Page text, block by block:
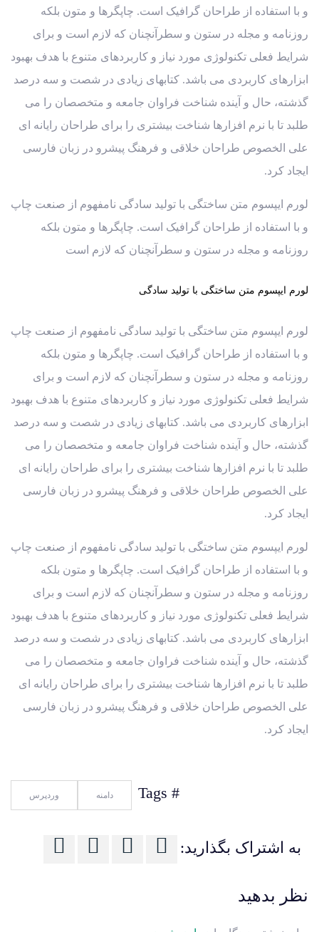
و با استفاده از طراحان گرافیک است. چاپگرها و متون بلکه
روزنامه و مجله در ستون و سطرآنچنان که لازم است و برای
شرایط فعلی تکنولوژی مورد نیاز و کاربردهای متنوع با هدف بهبود
ابزارهای کاربردی می باشد. کتابهای زیادی در شصت و سه درصد
گذشته، حال و آینده شناخت فراوان جامعه و متخصصان را می
طلبد تا با نرم افزارها شناخت بیشتری را برای طراحان رایانه ای
علی الخصوص طراحان خلاقی و فرهنگ پیشرو در زبان فارسی
ایجاد کرد.
لورم ایپسوم متن ساختگی با تولید سادگی نامفهوم از صنعت چاپ
و با استفاده از طراحان گرافیک است. چاپگرها و متون بلکه
روزنامه و مجله در ستون و سطرآنچنان که لازم است
لورم ایپسوم متن ساختگی با تولید سادگی
لورم ایپسوم متن ساختگی با تولید سادگی نامفهوم از صنعت چاپ
و با استفاده از طراحان گرافیک است. چاپگرها و متون بلکه
روزنامه و مجله در ستون و سطرآنچنان که لازم است و برای
شرایط فعلی تکنولوژی مورد نیاز و کاربردهای متنوع با هدف بهبود
ابزارهای کاربردی می باشد. کتابهای زیادی در شصت و سه درصد
گذشته، حال و آینده شناخت فراوان جامعه و متخصصان را می
طلبد تا با نرم افزارها شناخت بیشتری را برای طراحان رایانه ای
علی الخصوص طراحان خلاقی و فرهنگ پیشرو در زبان فارسی
ایجاد کرد.
لورم ایپسوم متن ساختگی با تولید سادگی نامفهوم از صنعت چاپ
و با استفاده از طراحان گرافیک است. چاپگرها و متون بلکه
روزنامه و مجله در ستون و سطرآنچنان که لازم است و برای
شرایط فعلی تکنولوژی مورد نیاز و کاربردهای متنوع با هدف بهبود
ابزارهای کاربردی می باشد. کتابهای زیادی در شصت و سه درصد
گذشته، حال و آینده شناخت فراوان جامعه و متخصصان را می
طلبد تا با نرم افزارها شناخت بیشتری را برای طراحان رایانه ای
علی الخصوص طراحان خلاقی و فرهنگ پیشرو در زبان فارسی
ایجاد کرد.
# Tags دامنه وردپرس
به اشتراک بگذارید:
نظر بدهید